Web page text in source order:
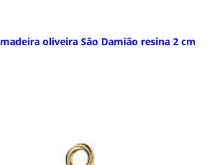
oliveira São Damião resina 2 cm